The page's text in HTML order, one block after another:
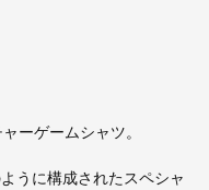
ーゲームシャツ。
うに構成されたスペシャ